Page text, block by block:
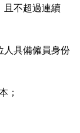
且不超過連續
人具備僱員身份
；